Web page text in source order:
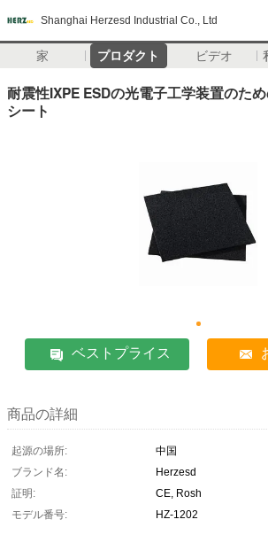
Shanghai Herzesd Industrial Co., Ltd
家 プロダクト ビデオ
耐震性IXPE ESDの光電子工学装置のた
シート
ベストプライス
商品の詳細
起源の場所:
中国
ブランド名:
Herzesd
証明:
CE, Rosh
モデル番号:
HZ-1202